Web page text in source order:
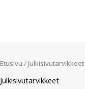
Etusivu / Julkisivutarvikkeet
Julkisivutarvikkeet